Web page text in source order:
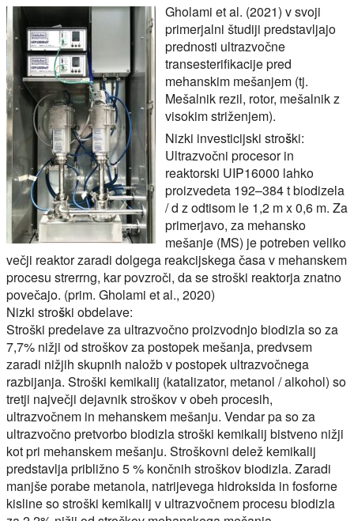
Gholami et al. (2021) v svoji
primerjalni študiji predstavljajo
prednosti ultrazvočne
transesterifikacije pred
mehanskim mešanjem (tj.
Mešalnik rezil, rotor, mešalnik z
visokim striženjem).
Nizki investicijski stroški:
Ultrazvočni procesor in
reaktorski UIP16000 lahko
proizvedeta 192–384 t biodizela
/ d z odtisom le 1,2 m x 0,6 m. Za
primerjavo, za mehansko
mešanje (MS) je potreben veliko
večji reaktor zaradi dolgega reakcijskega časa v mehanskem
procesu strerrng, kar povzroči, da se stroški reaktorja znatno
povečajo. (prim. Gholami et al., 2020)
Nizki stroški obdelave:
Stroški predelave za ultrazvočno proizvodnjo biodizla so za
7,7% nižji od stroškov za postopek mešanja, predvsem
zaradi nižjih skupnih naložb v postopek ultrazvočnega
razbijanja. Stroški kemikalij (katalizator, metanol / alkohol) so
tretji največji dejavnik stroškov v obeh procesih,
ultrazvočnem in mehanskem mešanju. Vendar pa so za
ultrazvočno pretvorbo biodizla stroški kemikalij bistveno nižji
kot pri mehanskem mešanju. Stroškovni delež kemikalij
predstavlja približno 5 % končnih stroškov biodizla. Zaradi
manjše porabe metanola, natrijevega hidroksida in fosforne
kisline so stroški kemikalij v ultrazvočnem procesu biodizla